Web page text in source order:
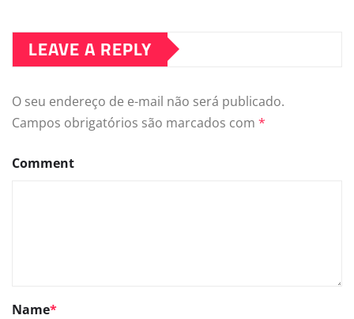
LEAVE A REPLY
O seu endereço de e-mail não será publicado.
Campos obrigatórios são marcados com *
Comment
Name*